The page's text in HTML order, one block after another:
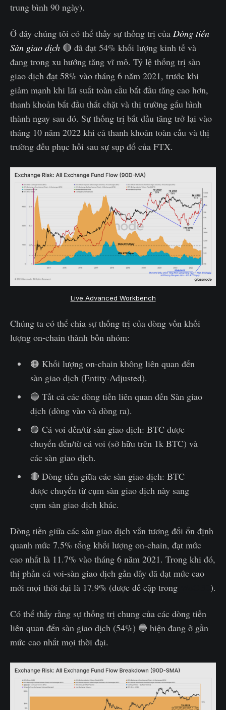
trung bình 90 ngày).
Ở đây chúng tôi có thể thấy sự thống trị của Dòng tiền
Sàn giao dịch 🔴 đã đạt 54% khối lượng kinh tế và
đang trong xu hướng tăng vĩ mô. Tỷ lệ thống trị sàn
giao dịch đạt 58% vào tháng 6 năm 2021, trước khi
giảm mạnh khi lãi suất toàn cầu bắt đầu tăng cao hơn,
thanh khoản bắt đầu thắt chặt và thị trường gấu hình
thành ngay sau đó. Sự thống trị bắt đầu tăng trở lại vào
tháng 10 năm 2022 khi cả thanh khoản toàn cầu và thị
trường đều phục hồi sau sự sụp đổ của FTX.
Live Advanced Workbench
Chúng ta có thể chia sự thống trị của dòng vốn khối
lượng on-chain thành bốn nhóm:
🟠 Khối lượng on-chain không liên quan đến
sàn giao dịch (Entity-Adjusted).
🔵 Tất cả các dòng tiền liên quan đến Sàn giao
dịch (dòng vào và dòng ra).
🟣 Cá voi đến/từ sàn giao dịch: BTC được
chuyển đến/từ cá voi (sở hữu trên 1k BTC) và
các sàn giao dịch.
🔴 Dòng tiền giữa các sàn giao dịch: BTC
được chuyển từ cụm sàn giao dịch này sang
cụm sàn giao dịch khác.
Dòng tiền giữa các sàn giao dịch vẫn tương đối ổn định
quanh mức 7.5% tổng khối lượng on-chain, đạt mức
cao nhất là 11.7% vào tháng 6 năm 2021. Trong khi đó,
thị phần cá voi-sàn giao dịch gần đây đã đạt mức cao
mới mọi thời đại là 17.9% (được đề cập trong
).
Có thể thấy rằng sự thống trị chung của các dòng tiền
liên quan đến sàn giao dịch (54%) 🔵 hiện đang ở gần
mức cao nhất mọi thời đại.